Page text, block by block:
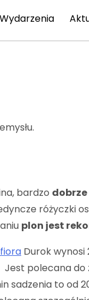
Wydarzenia
bardzo
różyczki
plon jest
Durok wynosi
polecana do
sadzenia to od